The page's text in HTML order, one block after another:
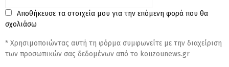
Αποθήκευσε τα στοιχεία μου για την επόμενη φορά που θα
σχολιάσω
* Χρησιμοποιώντας αυτή τη φόρμα συμφωνείτε με την διαχείριση
των προσωπικών σας δεδομένων από το kouzounews.gr